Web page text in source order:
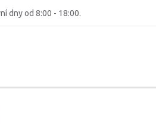
dny od 8:00 - 18:00.